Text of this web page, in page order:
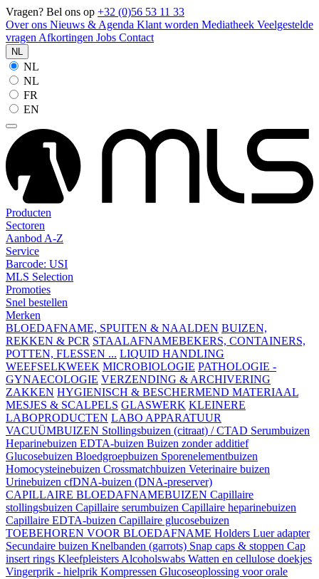
Vragen? Bel ons op +32 (0)56 53 11 33
Over ons Nieuws & Agenda Klant worden Mediatheek Veelgestelde
vragen Afkortingen Jobs Contact
NL
NL
NL
FR
EN
Producten
Sectoren
Aanbod A-Z
Service
Barcode: USI
MLS Selection
Promoties
Snel bestellen
Merken
BLOEDAFNAME, SPUITEN & NAALDEN BUIZEN,
REKKEN & PCR STAALAFNAMEBEKERS, CONTAINERS,
POTTEN, FLESSEN ... LIQUID HANDLING
WEEFSELKWEEK MICROBIOLOGIE PATHOLOGIE -
GYNAECOLOGIE VERZENDING & ARCHIVERING
ZAKKEN HYGIENISCH & BESCHERMEND MATERIAAL
MESJES & SCALPELS GLASWERK KLEINERE
LABOPRODUCTEN LABO APPARATUUR
VACUÜMBUIZEN Stollingsbuizen (citraat) / CTAD Serumbuizen
Heparinebuizen EDTA-buizen Buizen zonder additief
Glucosebuizen Bloedgroepbuizen Sporenelementbuizen
Homocysteinebuizen Crossmatchbuizen Veterinaire buizen
Urinebuizen cfDNA-buizen (DNA-preserver)
CAPILLAIRE BLOEDAFNAMEBUIZEN Capillaire
stollingsbuizen Capillaire serumbuizen Capillaire heparinebuizen
Capillaire EDTA-buizen Capillaire glucosebuizen
TOEBEHOREN VOOR BLOEDAFNAME Holders Luer adapter
Secundaire buizen Knelbanden (garrots) Snap caps & stoppen Cap
insert rings Kleefpleisters Alcoholswabs Watten en cellulose doekjes
Vingerprik - hielprik Kompressen Glucoseoplossing voor orale